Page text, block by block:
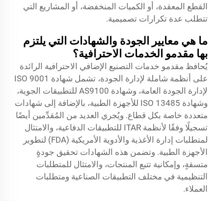
القطع المعقدة، أو الكميات المنخفضة، أو المشاريع التي
تتطلب عدة تكرارات تصميمية.
ما هي معايير الجودة والشهادات التي يلتزم
بها مقدمو الخدمات الاحترافية؟
يُحافظ مقدمو خدمات التصنيع الإضافي الاحترافية الرائدة
على أنظمة شاملة لإدارة الجودة، تشمل شهادة ISO 9001
لإدارة الجودة العامة، وشهادة AS9100 للتطبيقات الجوية،
وشهادة ISO 13485 للأجهزة الطبية، بالإضافة إلى شهادات
متعددة خاصة بكل قطاع. ويُجري العديد من المُقدِّمين أيضًا
تسجيلًا وفقًا لأنظمة ITAR للتطبيقات الدفاعية، والامتثال
لمتطلبات إدارة الأغذية والأدوية الأمريكية (FDA) لتطوير
الأجهزة الطبية. وتضمن هذه الشهادات تحقيق جودةٍ
متسقةٍ، وإمكانية تتبع المنتجات، والامتثال للمتطلبات
التنظيمية في مختلف التطبيقات الصناعية ومتطلبات
العملاء.